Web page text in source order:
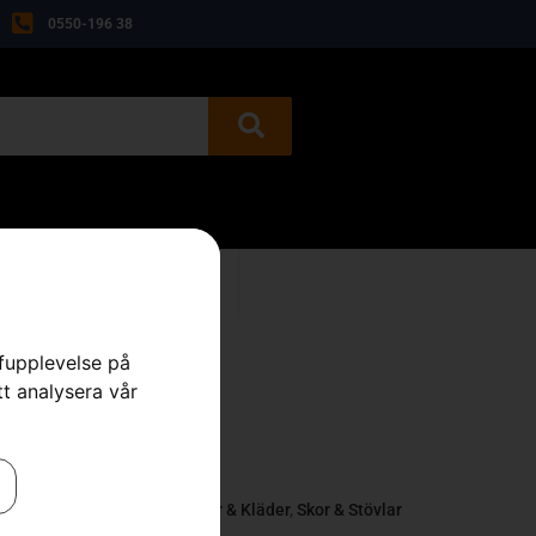
på
analysera vår
0550-196 38
& Sågskyddsstövlar Skor & Kläder, Skor & Stövlar